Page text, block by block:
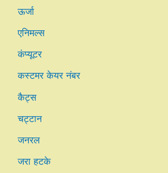
ऊर्जा
एनिमल्स
कंप्यूटर
कस्टमर केयर नंबर
कैट्स
चट्टान
जनरल
जरा हटके